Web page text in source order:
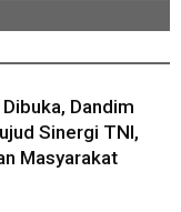
Dandim
Sinergi TNI,
Masyarakat